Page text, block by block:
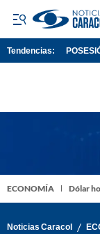
Tendencias:
ECONOMÍA Dólar
Noticias Caracol /